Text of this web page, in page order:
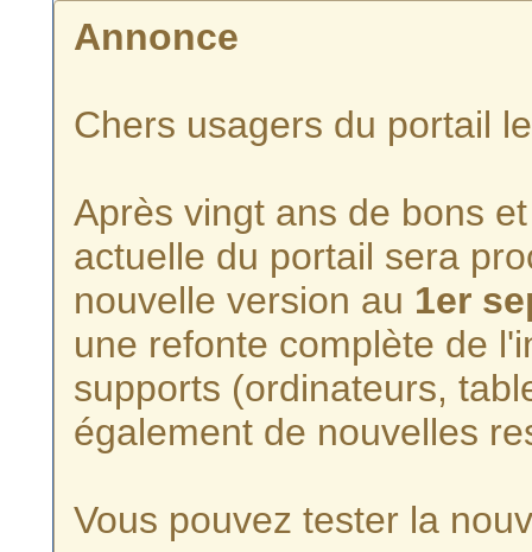
Annonce
Chers usagers du portail
Après vingt ans de bons
actuelle du portail sera
nouvelle version au 1er
une refonte complète de
supports (ordinateurs,
également de nouvelles
Vous pouvez tester la